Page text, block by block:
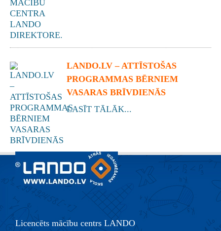
LANDO.LV – ATTĪSTOŠAS
PROGRAMMAS BĒRNIEM
VASARAS BRĪVDIENĀS
LASĪT TĀLĀK...
Licencēts mācību centrs LANDO